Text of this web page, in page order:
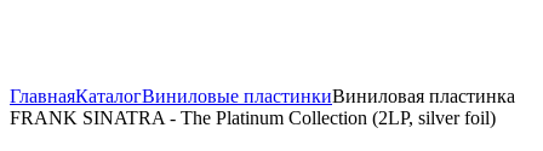
ГлавнаяКаталогВиниловые пластинкиВиниловая пластинка
FRANK SINATRA - The Platinum Collection (2LP, silver foil)